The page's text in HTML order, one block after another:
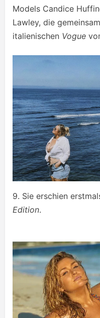
Models Candice
Lawley, die
italienischen Vogue
9. Sie erschien
Edition.